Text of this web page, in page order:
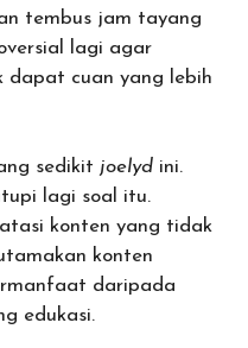
tembus jam tayang
lagi agar
dapat cuan yang lebih
sedikit joelyd ini.
lagi soal itu.
konten yang tidak
konten
daripada
edukasi.